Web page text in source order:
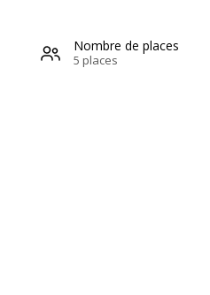
Nombre de places
5 places